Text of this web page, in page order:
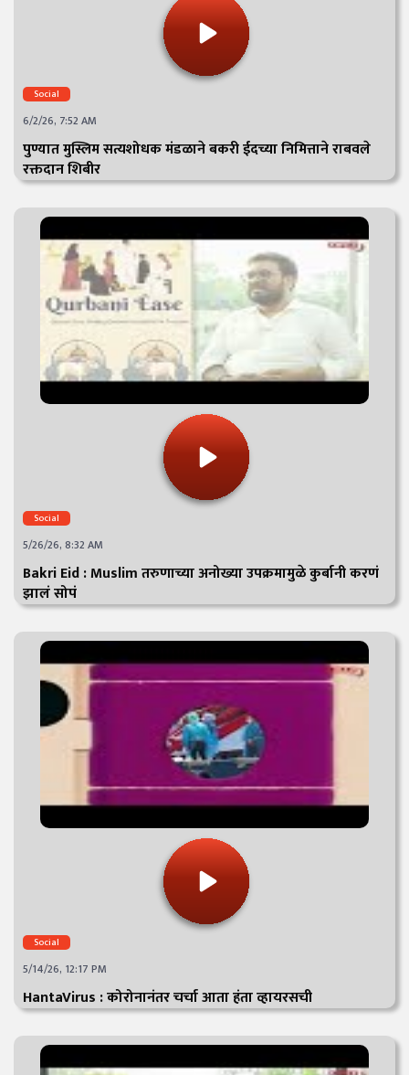
Social
6/2/26, 7:52 AM
पुण्यात मुस्लिम सत्यशोधक मंडळाने बकरी ईदच्या निमित्ताने राबवले
रक्तदान शिबीर
Social
5/26/26, 8:32 AM
Bakri Eid : Muslim तरुणाच्या अनोख्या उपक्रमामुळे कुर्बानी करणं
झालं सोपं
Social
5/14/26, 12:17 PM
HantaVirus : कोरोनानंतर चर्चा आता हंता व्हायरसची